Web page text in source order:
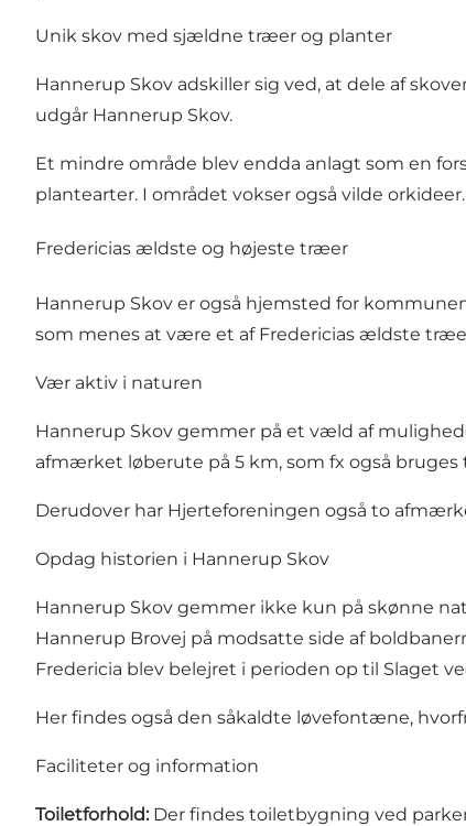
Unik skov med sjældne træer og planter
Hannerup Skov adskiller sig ved, at dele af
udgår Hannerup Skov.
Et mindre område blev endda anlagt som en
plantearter. I området vokser også vilde orkideer.
Fredericias ældste og højeste træer
Hannerup Skov er også hjemsted for
som menes at være et af Fredericias ældste
Vær aktiv i naturen
Hannerup Skov gemmer på et væld af
afmærket løberute på 5 km, som fx også
Derudover har Hjerteforeningen også to
Opdag historien i Hannerup Skov
Hannerup Skov gemmer ikke kun på skønne
Hannerup Brovej på modsatte side af
Fredericia blev belejret i perioden op til Slaget
Her findes også den såkaldte løvefontæne,
Faciliteter og information
Toiletforhold: Der findes toiletbygning ved